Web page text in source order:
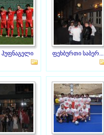
ფეხბურთი საბერ...